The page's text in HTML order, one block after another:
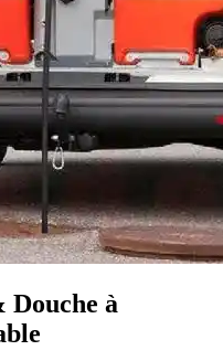
Douche à